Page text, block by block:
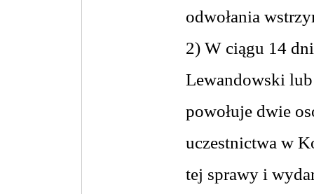
odwołania
2) W ciągu 14
Lewandowski lub
powołuje dwie
uczestnictwa w
tej sprawy i